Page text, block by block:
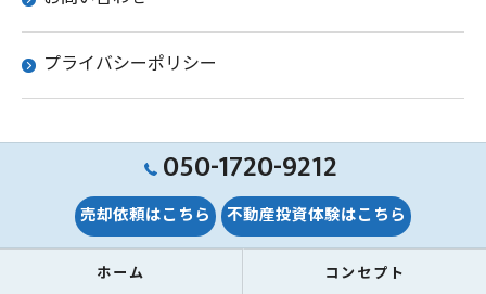
プライバシーポリシー
050-1720-9212
売却依頼はこちら 不動産投資体験はこちら
ホーム コンセプト